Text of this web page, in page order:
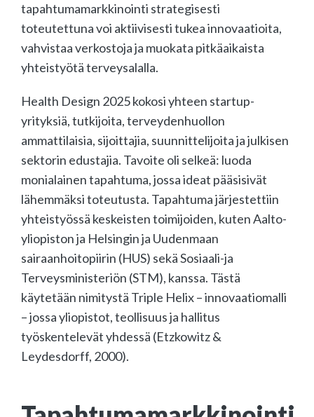
tapahtumamarkkinointi strategisesti
toteutettuna voi aktiivisesti tukea innovaatioita,
vahvistaa verkostoja ja muokata pitkäaikaista
yhteistyötä terveysalalla.
Health Design 2025 kokosi yhteen startup-
yrityksiä, tutkijoita, terveydenhuollon
ammattilaisia, sijoittajia, suunnittelijoita ja julkisen
sektorin edustajia. Tavoite oli selkeä: luoda
monialainen tapahtuma, jossa ideat pääsisivät
lähemmäksi toteutusta. Tapahtuma järjestettiin
yhteistyössä keskeisten toimijoiden, kuten Aalto-
yliopiston ja Helsingin ja Uudenmaan
sairaanhoitopiirin (HUS) sekä Sosiaali-ja
Terveysministeriön (STM), kanssa. Tästä
käytetään nimitystä Triple Helix – innovaatiomalli
– jossa yliopistot, teollisuus ja hallitus
työskentelevät yhdessä (Etzkowitz &
Leydesdorff, 2000).